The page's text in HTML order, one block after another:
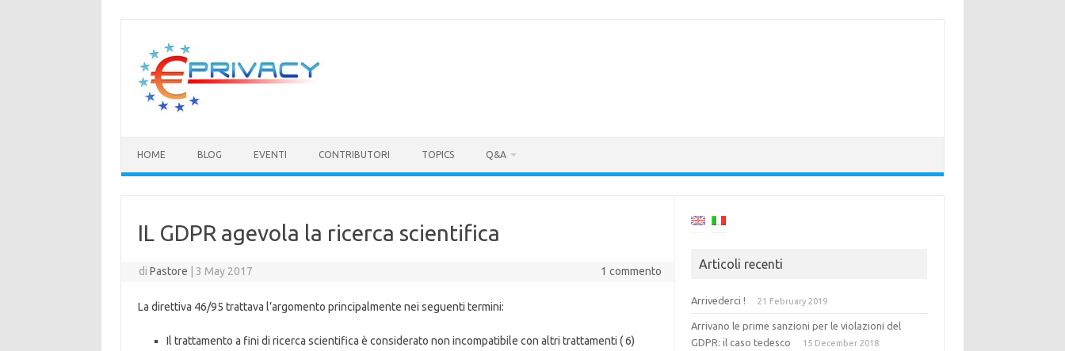
contenuto
HOME BLOG EVENTI CONTRIBUTORI TOPICS Q&A
IL GDPR agevola la ricerca scientifica
diPastore 3 May 2017 1 commento
La direttiva 46/95 trattava l’argomento principalmente nei seguenti termini:
Il trattamento a fini di ricerca scientifica è considerato non incompatibile con altri trattamenti ( 6)
Articoli recenti
Arrivederci ! 21 February 2019
Arrivano le prime sanzioni per le violazioni del
GDPR: il caso tedesco
15 December 2018